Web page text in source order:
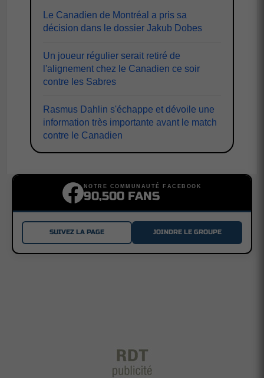
Le Canadien de Montréal a pris sa
décision dans le dossier Jakub Dobes
Un joueur régulier serait retiré de
l'alignement chez le Canadien ce soir
contre les Sabres
Rasmus Dahlin s'échappe et dévoile une
information très importante avant le match
contre le Canadien
NOTRE COMMUNAUTÉ FACEBOOK
90,500 FANS
SUIVEZ LA PAGE JOINDRE LE GROUPE